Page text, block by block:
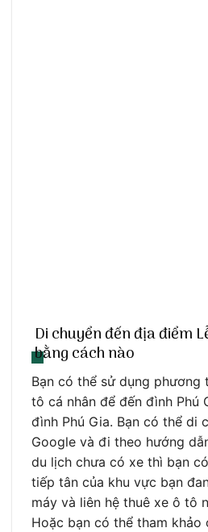
Di chuyển đến địa điểm
bằng cách nào
Bạn có thể sử dụng phương
tô cá nhân để đến đình Phú
đình Phú Gia. Bạn có thể di
Google và đi theo hướng
du lịch chưa có xe thì bạn
tiếp tân của khu vực bạn
máy và liên hệ thuê xe ô tô
Hoặc bạn có thể tham khảo